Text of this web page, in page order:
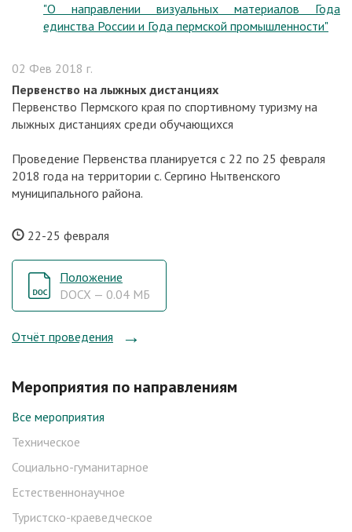
"О направлении визуальных материалов Года
единства России и Года пермской промышленности"
02 Фев 2018 г.
Первенство на лыжных дистанциях
Первенство Пермского края по спортивному туризму на
лыжных дистанциях среди обучающихся
Проведение Первенства планируется с 22 по 25 февраля
2018 года на территории с. Сергино Нытвенского
муниципального района.
22-25 февраля
Положение
DOCX — 0.04 МБ
Отчёт проведения
Мероприятия по направлениям
Все мероприятия
Техническое
Социально-гуманитарное
Естественнонаучное
Туристско-краеведческое